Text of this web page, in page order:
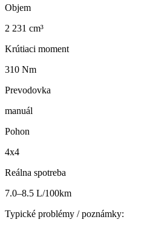
Objem
2 231 cm³
Krútiaci moment
310 Nm
Prevodovka
manuál
Pohon
4x4
Reálna spotreba
7.0–8.5 L/100km
Typické problémy / poznámky: